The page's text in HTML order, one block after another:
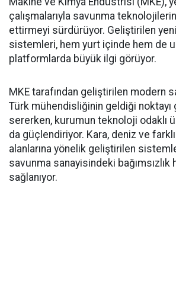
çalışmalarıyla savunma
ettirmeyi sürdürüyor. Geliştirilen
sistemleri, hem yurt içinde hem de
platformlarda büyük ilgi görüyor.
MKE tarafından geliştirilen modern
Türk mühendisliğinin geldiği noktayı
sererken, kurumun teknoloji odaklı
da güçlendiriyor. Kara, deniz ve
alanlarına yönelik geliştirilen
savunma sanayisindeki bağımsızlık
sağlanıyor.